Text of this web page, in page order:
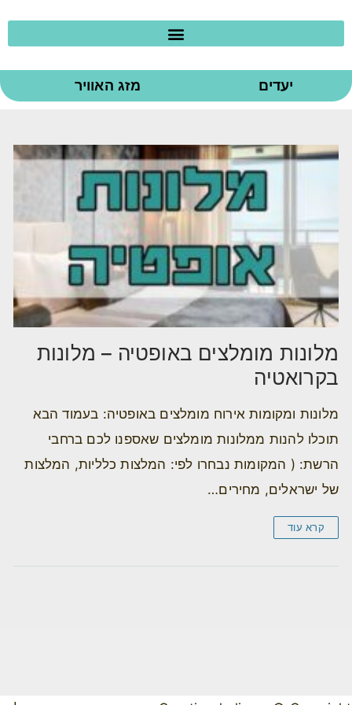
יעדים מזג האוויר
מלונות מומלצים באופטיה – מלונות
בקרואטיה
מלונות ומקומות אירוח מומלצים באופטיה: בעמוד הבא
תוכלו להנות ממלונות מומלצים שאספנו לכם ברחבי
הרשת: ( המקומות נבחרו לפי: המלצות כלליות, המלצות
של ישראלים, מחירים…
קרא עוד